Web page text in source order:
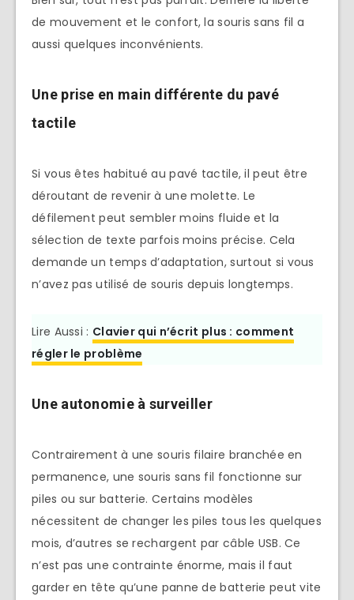
de mouvement et le confort, la souris sans fil a
aussi quelques inconvénients.
Une prise en main différente du pavé
tactile
Si vous êtes habitué au pavé tactile, il peut être
déroutant de revenir à une molette. Le
défilement peut sembler moins fluide et la
sélection de texte parfois moins précise. Cela
demande un temps d’adaptation, surtout si vous
n’avez pas utilisé de souris depuis longtemps.
Lire Aussi : Clavier qui n’écrit plus : comment
régler le problème
Une autonomie à surveiller
Contrairement à une souris filaire branchée en
permanence, une souris sans fil fonctionne sur
piles ou sur batterie. Certains modèles
nécessitent de changer les piles tous les quelques
mois, d’autres se rechargent par câble USB. Ce
n’est pas une contrainte énorme, mais il faut
garder en tête qu’une panne de batterie peut vite